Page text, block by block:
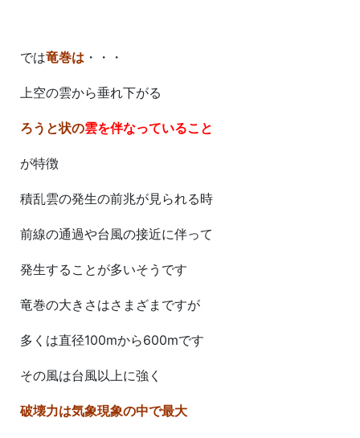
では竜巻は ・・・
上空の雲から垂れ下がる
ろうと状の雲を伴なっていること
が特徴
積乱雲の発生の前兆が見られる時
前線の通過や台風の接近に伴って
発生することが多いそうです
竜巻の大きさはさまざまですが
多くは直径100mから600mです
その風は台風以上に強く
破壊力は気象現象の中で最大